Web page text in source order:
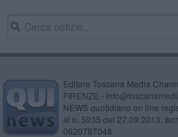
Editore Toscana Media
FIRENZE -
NEWS quotidiano on line
al n. 5935 del 27.09.2013.
0620787048